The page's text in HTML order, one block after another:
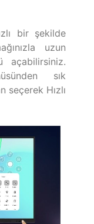
bir şekilde
uzun
açabilirsiniz.
sık
seçerek Hızlı